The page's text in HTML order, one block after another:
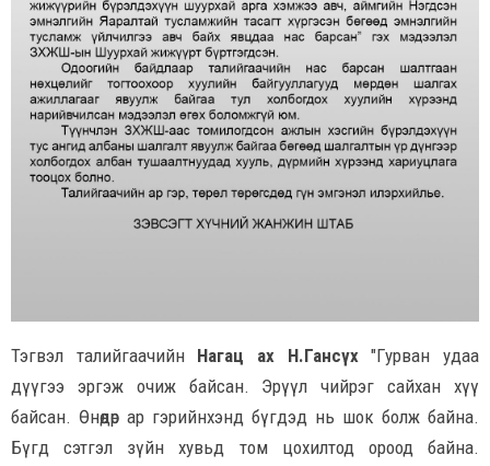
Тэгвэл талийгаачийн Нагац ах Н.Гансүх"Гурван удаа
дүүгээ эргэж очиж байсан. Эрүүл чийрэг сайхан хүү
байсан. Өнөөдөр ар гэрийнхэнд бүгдэд нь шок болж байна.
Бүгд сэтгэл зүйн хувьд том цохилтод ороод байна.